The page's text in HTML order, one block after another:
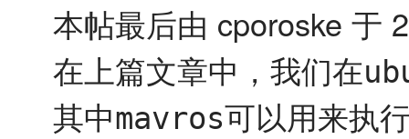
本帖最后由 cporoske 于
在上篇文章中，我们在
其中mavros可以用来执